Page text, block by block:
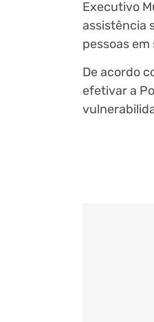
Executivo
assistência
pessoas
De acordo
efetivar a